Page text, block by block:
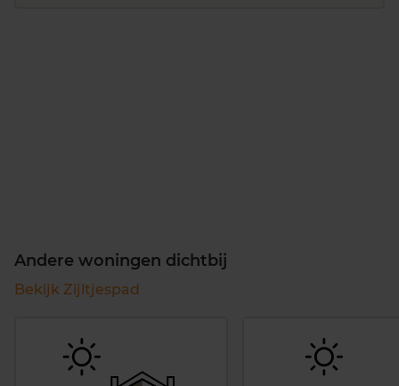
Andere woningen dichtbij
Bekijk Zijltjespad